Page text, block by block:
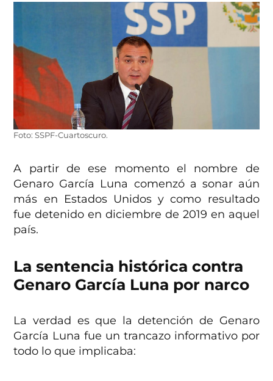
Foto: SSPF-Cuartoscuro.
A partir de ese momento el nombre de
Genaro García Luna comenzó a sonar aún
más en Estados Unidos y como resultado
fue detenido en diciembre de 2019 en aquel
país.
La sentencia histórica contra
Genaro García Luna por narco
La verdad es que la detención de Genaro
García Luna fue un trancazo informativo por
todo lo que implicaba: